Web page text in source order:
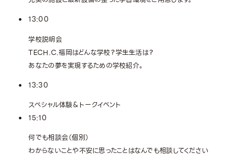
13:00
学校説明会
TECH.C.福岡はどんな学校？学生生活は？
あなたの夢を実現するための学校紹介。
13:30
スペシャル体験＆トークイベント
15:10
何でも相談会（個別）
わからないことや不安に思ったことはなんでも相談してください